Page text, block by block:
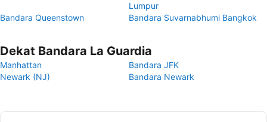
Lumpur
Bandara Queenstown
Bandara Suvarnabhumi Bangkok
Dekat Bandara La Guardia
Manhattan
Bandara JFK
Newark (NJ)
Bandara Newark